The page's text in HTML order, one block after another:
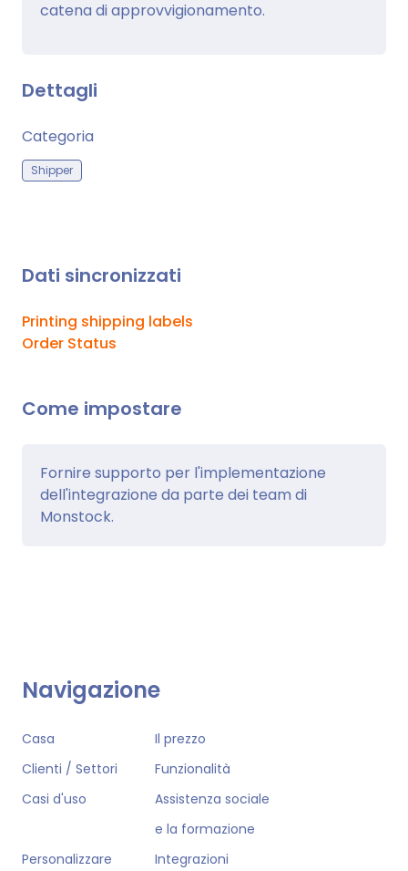
catena di approvvigionamento.
Dettagli
Categoria
Shipper
Dati sincronizzati
Printing shipping labels
Order Status
Come impostare
Fornire supporto per l'implementazione
dell'integrazione da parte dei team di
Monstock.
Navigazione
Casa
Il prezzo
Clienti / Settori
Funzionalità
Casi d'uso
Assistenza sociale
e la formazione
Personalizzare
Integrazioni